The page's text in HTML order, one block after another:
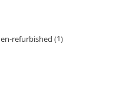
refurbished 1